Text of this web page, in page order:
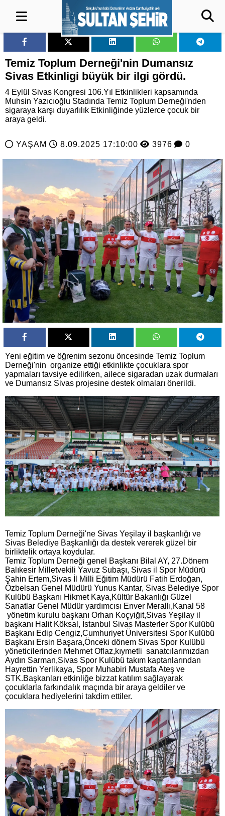
Temiz Toplum Derneği'nin Dumansız
Sivas Etkinligi büyük bir ilgi gördü.
4 Eylül Sivas Kongresi 106.Yıl Etkinlikleri kapsamında
Muhsin Yazıcıoğlu Stadında Temiz Toplum Derneği'nden
sigaraya karşı duyarlılık Etkinliğinde yüzlerce çocuk bir
araya geldi.
YAŞAM 8.09.2025 17:10:00 3976 0
Yeni eğitim ve öğrenim sezonu öncesinde Temiz Toplum
Derneği'nin organize ettiği etkinlikte çocuklara spor
yapmaları tavsiye edilirken, ailece sigaradan uzak durmaları
ve Dumansız Sivas projesine destek olmaları önerildi.
Temiz Toplum Derneği'ne Sivas Yeşilay il başkanlığı ve
Sivas Belediye Başkanlığı da destek vererek güzel bir
birliktelik ortaya koydular.
Temiz Toplum Derneği genel Başkanı Bilal AY, 27.Dönem
Balıkesir Milletvekili Yavuz Subaşı, Sivas il Spor Müdürü
Şahin Ertem,Sivas İl Milli Eğitim Müdürü Fatih Erdoğan,
Özbelsan Genel Müdürü Yunus Kantar, Sivas Belediye Spor
Kulübü Başkanı Hikmet Kaya,Kültür Bakanlığı Güzel
Sanatlar Genel Müdür yardımcısı Enver Merallı,Kanal 58
yönetim kurulu başkanı Orhan Koçyiğit,Sivas Yeşilay il
başkanı Halit Köksal, İstanbul Sivas Masterler Spor Kulübü
Başkanı Edip Cengiz,Cumhuriyet Üniversitesi Spor Kulübü
Başkanı Ersin Başara,Önceki dönem Sivas Spor Kulübü
yöneticilerinden Mehmet Oflaz,kıymetli sanatcılarımızdan
Aydın Sarman,Sivas Spor Kulübü takım kaptanlarından
Hayrettin Yerlikaya, Spor Muhabiri Mustafa Ateş ve
STK.Başkanları etkinliğe bizzat katılım sağlayarak
çocuklarla farkındalık maçında bir araya geldiler ve
çocuklara hediyelerini takdim ettiler.